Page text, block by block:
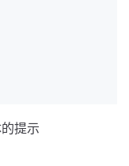
提示